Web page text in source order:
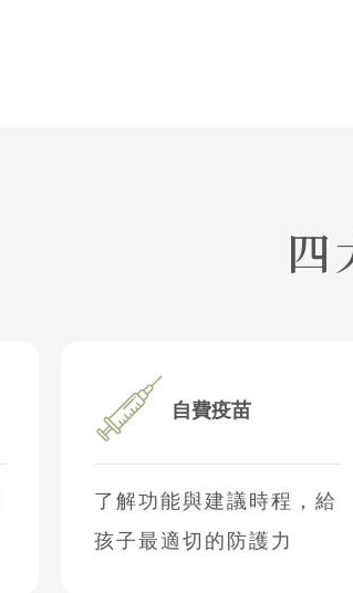
四
自費疫苗
了解功能與建議時程，給
孩子最適切的防護力